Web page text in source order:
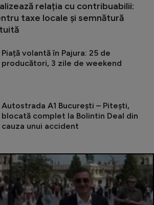
relația cu contribuabilii:
taxe locale și semnătură
Piață volantă în Pajura: 25 de
producători, 3 zile de weekend
Autostrada A1 București – Pitești,
blocată complet la Bolintin Deal din
cauza unui accident